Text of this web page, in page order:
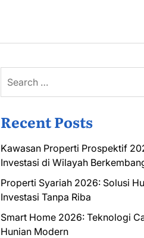
for:
Recent Posts
Kawasan Properti Prospektif
Investasi di Wilayah
Properti Syariah 2026: Solusi
Investasi Tanpa Riba
Smart Home 2026: Teknologi
Hunian Modern